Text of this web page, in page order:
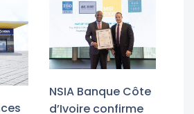
NSIA Banque Côte
d’Ivoire confirme